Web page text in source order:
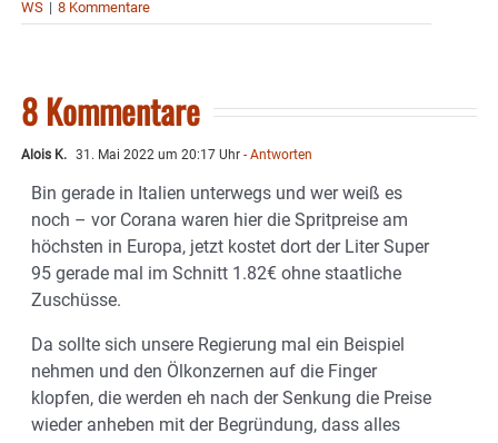
WS | 8 Kommentare
8 Kommentare
Alois K. 31. Mai 2022 um 20:17 Uhr - Antworten
Bin gerade in Italien unterwegs und wer weiß es
noch – vor Corana waren hier die Spritpreise am
höchsten in Europa, jetzt kostet dort der Liter Super
95 gerade mal im Schnitt 1.82€ ohne staatliche
Zuschüsse.
Da sollte sich unsere Regierung mal ein Beispiel
nehmen und den Ölkonzernen auf die Finger
klopfen, die werden eh nach der Senkung die Preise
wieder anheben mit der Begründung, dass alles